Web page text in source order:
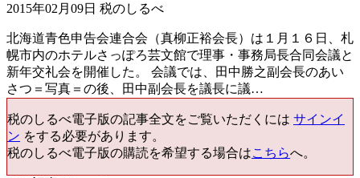
2015年02月09日 税のしるべ
北海道青色申告会連合会（真柳正裕会長）は１月１６日、札
幌市内のホテルさっぽろ芸文館で理事・事務局長合同会議と
新年交礼会を開催した。 会議では、田中勝之副会長のあい
さつ＝写真＝の後、田中副会長を議長に議…
税のしるべ電子版の記事全文をご覧いただくには サインイ
ン をする必要があります。
税のしるべ電子版の購読を希望する場合はこちらへ。